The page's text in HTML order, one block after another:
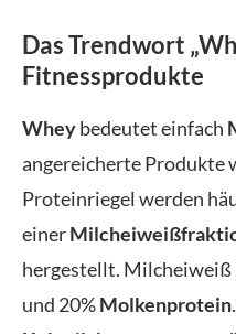
Das Trendwort
Fitnessprodukte
Wheybedeutet einfach
angereicherte Produkte
Proteinriegel werden
einer
hergestellt. Milcheiweiß
und 20%Molkenprotein